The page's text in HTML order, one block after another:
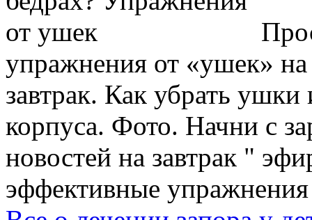
упражнения от «ушек» на
завтрак. Как убрать
корпуса. Фото. Начни с
новостей на завтрак "
эффективные